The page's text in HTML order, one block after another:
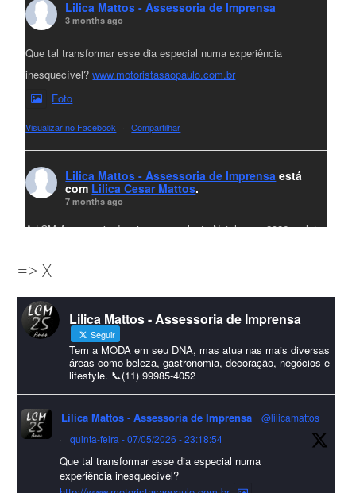
Lilica Mattos - Assessoria de Imprensa
3 months ago
Que tal transformar esse dia especial numa experiência
inesquecível?www.motoristasaopaulo.com.br
Foto
Visualizar no Facebook · Compartilhar
Lilica Mattos - Assessoria de Imprensa está
com Lilica Cesar Mattos.
7 months ago
A LCM Assessoria deseja um excelente Natal e um 2026 repleto
amigos que sempre nos acompanham!🎄✨🥂❤️
#lcmassessoriassessoria#natal #merrychristmas #felizanonovo
#HappyNewYear
Foto
Visualizar no Facebook · Compartilhar
Lilica Mattos - Assessoria de Imprensa
9 months ago
A Abrafas - Associação Brasileira de Fibras Artificiais e
=> X
Lilica Mattos - Assessoria de Imprensa
Seguir
Tem a MODA em seu DNA, mas atua nas mais diversas
áreas como beleza, gastronomia, decoração, negócios e
lifestyle. 📞(11) 99985-4052
Lilica Mattos - Assessoria de Imprensa
@lilicamattos
·
quinta-feira - 07/05/2026 - 23:18:54
Que tal transformar esse dia especial numa
experiência inesquecível?